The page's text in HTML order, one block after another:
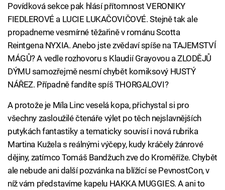
Povídková sekce pak hlásí přítomnost VERONIKY
FIEDLEROVÉ a LUCIE LUKAČOVIČOVÉ. Stejně tak ale
propadneme vesmírné těžařině v románu Scotta
Reintgena NYXIA. Anebo jste zvědaví spíše na TAJEMSTVÍ
MÁGŮ? A vedle rozhovoru s Klaudií Grayovou a ZLODĚJŮ
DÝMU samozřejmě nesmí chybět komiksový HUSTÝ
NÁŘEZ. Případně fandíte spíš THORGALOVI?
A protože je Míla Linc veselá kopa, přichystal si pro
všechny zasloužilé čtenáře výlet po těch nejslavnějších
putykách fantastiky a tematicky souvisí i nová rubrika
Martina Kužela s reálnými výčepy, kudy kráčely žánrové
dějiny, zatímco Tomáš Bandžuch zve do Kroměříže. Chybět
ale nebude ani další pozvánka na blížící se PevnostCon, v
níž vám představíme kapelu HAKKA MUGGIES. A ani to